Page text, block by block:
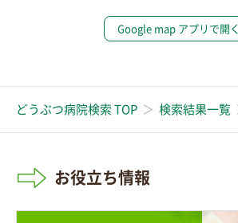
Google map アプリで開く
どうぶつ病院検索 TOP 検索結果一覧
お役立ち情報